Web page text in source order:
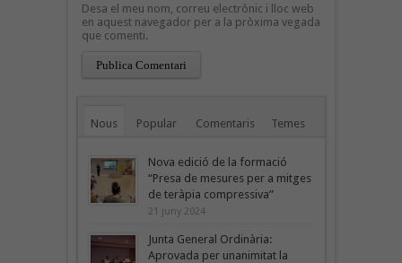
Desa el meu nom, correu electrònic i lloc web
en aquest navegador per a la pròxima vegada
que comenti.
Nous Popular Comentaris Temes
Nova edició de la formació
“Presa de mesures per a mitges
de teràpia compressiva”
21 juny 2024
Junta General Ordinària:
Aprovada per unanimitat la